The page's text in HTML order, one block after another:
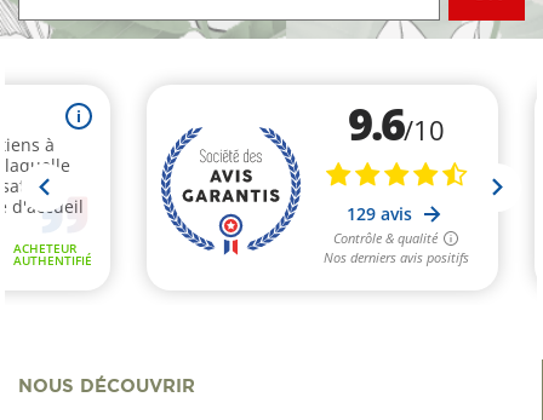
NOUS DÉCOUVRIR